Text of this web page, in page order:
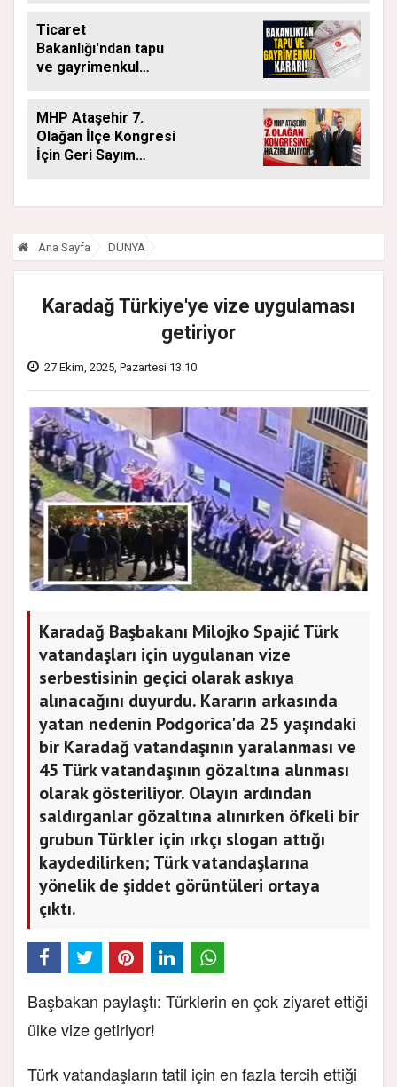
SÜRÜYOR
Ticaret
Bakanlığı'ndan tapu
ve gayrimenkul
yapamayacak
MHP Ataşehir 7.
Olağan İlçe Kongresi
İçin Geri Sayım
Ana Sayfa DÜNYA
Karadağ Türkiye'ye vize uygulaması
getiriyor
27 Ekim, 2025, Pazartesi 13:10
Karadağ Başbakanı Milojko Spajić Türk
vatandaşları için uygulanan vize
serbestisinin geçici olarak askıya
alınacağını duyurdu. Kararın arkasında
yatan nedenin Podgorica'da 25 yaşındaki
bir Karadağ vatandaşının yaralanması ve
45 Türk vatandaşının gözaltına alınması
olarak gösteriliyor. Olayın ardından
saldırganlar gözaltına alınırken öfkeli bir
grubun Türkler için ırkçı slogan attığı
kaydedilirken; Türk vatandaşlarına
yönelik de şiddet görüntüleri ortaya
çıktı.
Başbakan paylaştı: Türklerin en çok ziyaret ettiği
ülke vize getiriyor!
Türk vatandaşların tatil için en fazla tercih ettiği